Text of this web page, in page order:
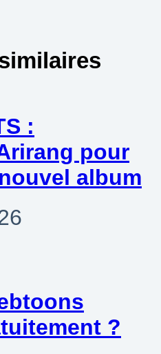
:
pour
album
?